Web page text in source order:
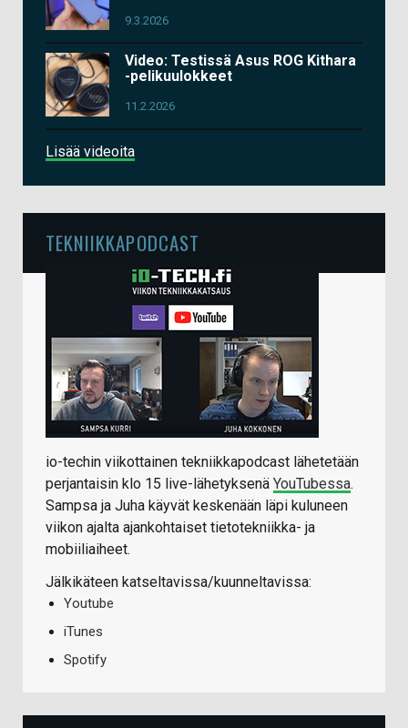
9.3.2026
Video: Testissä Asus ROG Kithara
-pelikuulokkeet
11.2.2026
Lisää videoita
TEKNIIKKAPODCAST
io-techin viikottainen tekniikkapodcast lähetetään
perjantaisin klo 15 live-lähetyksenä YouTubessa.
Sampsa ja Juha käyvät keskenään läpi kuluneen
viikon ajalta ajankohtaiset tietotekniikka- ja
mobiiliaiheet.
Jälkikäteen katseltavissa/kuunneltavissa:
Youtube
iTunes
Spotify